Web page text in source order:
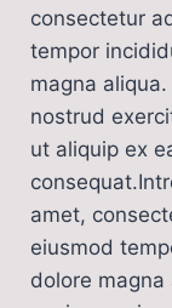
consectetur
tempor
magna
nostrud
ut aliquip ex
amet,
eiusmod
dolore